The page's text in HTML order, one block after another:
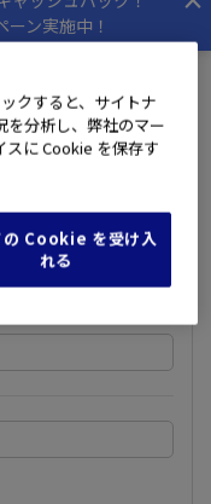
ン実施中！
ンドクラブ)にご登録
ードを入力してログ
クすると、サイトナ
を分析し、弊社のマー
スに Cookie を保存す
の Cookie を受け入
れる